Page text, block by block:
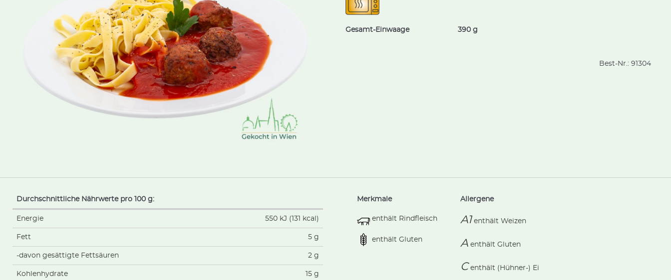
Gesamt-Einwaage 390 g
Best-Nr.: 91304
Durchschnittliche Nährwerte pro 100 g:
Energie 550 kJ (131 kcal)
Fett 5 g
-davon gesättigte Fettsäuren 2 g
Kohlenhydrate 15 g
Merkmale
enthält Rindfleisch
enthält Gluten
Allergene
A1 enthält Weizen
A enthält Gluten
C enthält (Hühner-) Ei